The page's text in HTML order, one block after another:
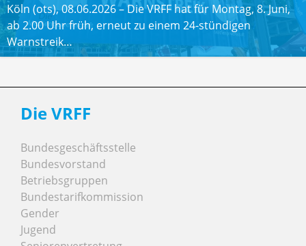
Köln (ots), 08.06.2026 – Die VRFF hat für Montag, 8. Juni,
ab 2.00 Uhr früh, erneut zu einem 24-stündigen
Warnstreik…
Die VRFF
Bundesgeschäftsstelle
Bundesvorstand
Betriebsgruppen
Bundestarifkommission
Gender
Jugend